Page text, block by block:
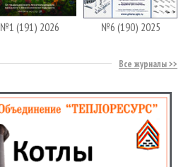
№1 (191) 2026 №6 (190) 2025
Все журналы